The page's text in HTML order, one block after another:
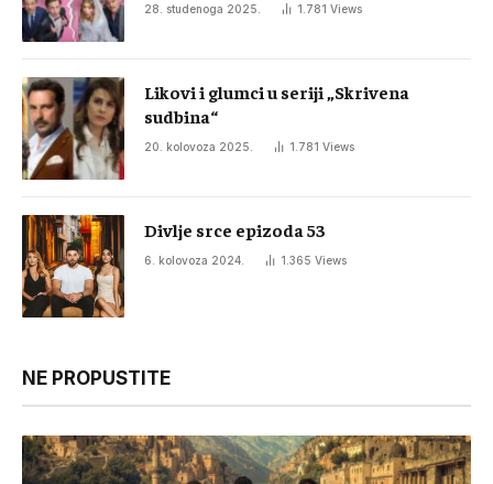
28. studenoga 2025. 1.781 Views
Likovi i glumci u seriji „Skrivena
sudbina“
20. kolovoza 2025. 1.781 Views
Divlje srce epizoda 53
6. kolovoza 2024. 1.365 Views
NE PROPUSTITE